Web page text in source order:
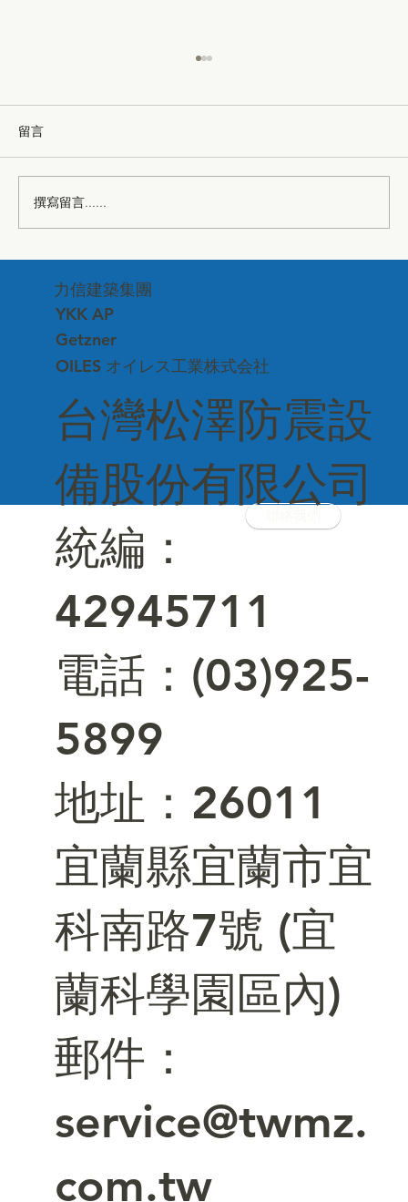
台灣松澤防震設
備股份有限公司
統編：
42945711
電話：(03)925-
5899
​地址：26011
宜蘭縣宜蘭市宜
科南路7號 (宜
蘭科學園區內)
郵件：
service@twmz.
com.tw
OILES オイレス工業株式会社
Getzner
YKK AP
力信建築集團
〜
留言
撰寫留言......